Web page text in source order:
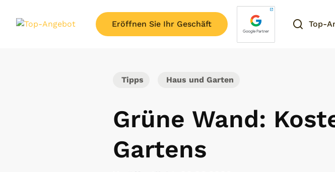
Eröffnen Sie Ihr Geschäft Top-
Tipps Haus und Garten
Grüne Wand:
Gartens